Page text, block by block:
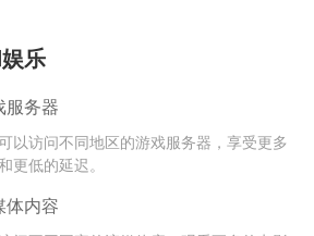
乐
服务器
以访问不同地区的游戏服务器，享受更多
更低的延迟。
体内容